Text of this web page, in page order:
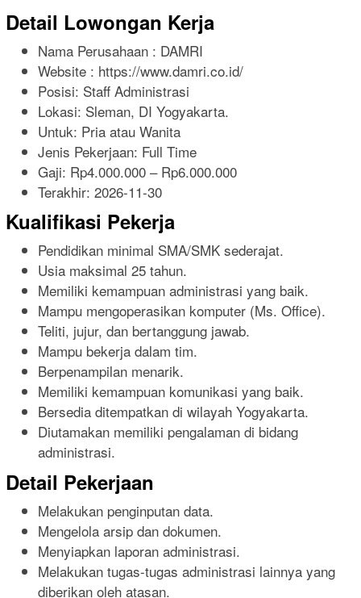
Detail Lowongan Kerja
Nama Perusahaan : DAMRI
Website : https://www.damri.co.id/
Posisi: Staff Administrasi
Lokasi: Sleman, DI Yogyakarta.
Untuk: Pria atau Wanita
Jenis Pekerjaan: Full Time
Gaji: Rp4.000.000 – Rp6.000.000
Terakhir: 2026-11-30
Kualifikasi Pekerja
Pendidikan minimal SMA/SMK sederajat.
Usia maksimal 25 tahun.
Memiliki kemampuan administrasi yang baik.
Mampu mengoperasikan komputer (Ms. Office).
Teliti, jujur, dan bertanggung jawab.
Mampu bekerja dalam tim.
Berpenampilan menarik.
Memiliki kemampuan komunikasi yang baik.
Bersedia ditempatkan di wilayah Yogyakarta.
Diutamakan memiliki pengalaman di bidang
administrasi.
Detail Pekerjaan
Melakukan penginputan data.
Mengelola arsip dan dokumen.
Menyiapkan laporan administrasi.
Melakukan tugas-tugas administrasi lainnya yang
diberikan oleh atasan.